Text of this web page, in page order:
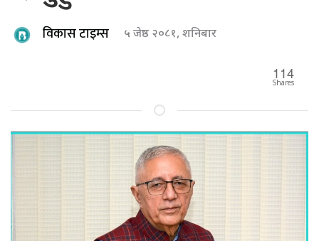
विकास टाइम्स ५ जेष्ठ २०८१, शनिबार
114
Shares